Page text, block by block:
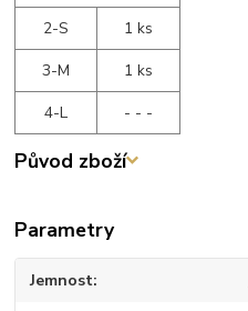
2-S
1 ks
3-M
1 ks
4-L
- - -
Původ zboží
Parametry
Jemnost